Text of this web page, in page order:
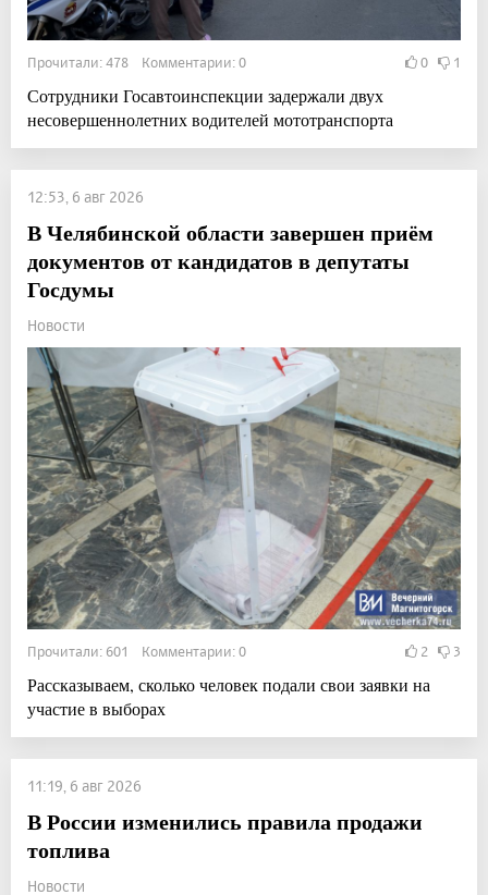
Прочитали: 478 Комментарии: 0 0 1
Сотрудники Госавтоинспекции задержали двух
несовершеннолетних водителей мототранспорта
12:53, 6 авг 2026
В Челябинской области завершен приём
документов от кандидатов в депутаты
Госдумы
Новости
Прочитали: 601 Комментарии: 0 2 3
Рассказываем, сколько человек подали свои заявки на
участие в выборах
11:19, 6 авг 2026
В России изменились правила продажи
топлива
Новости